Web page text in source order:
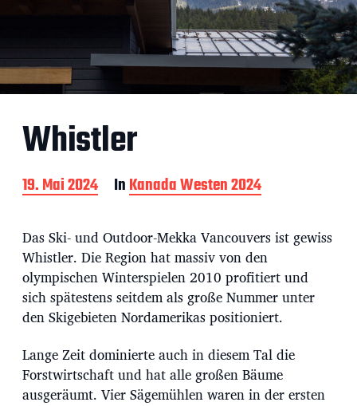
Whistler
B
e
t
r
a
g
s
d
a
t
u
m
19. Mai 2024 InKanada Westen 2024
Das Ski- und Outdoor-Mekka Vancouvers ist gewiss
Whistler. Die Region hat massiv von den
olympischen Winterspielen 2010 profitiert und
sich spätestens seitdem als große Nummer unter
den Skigebieten Nordamerikas positioniert.
Lange Zeit dominierte auch in diesem Tal die
Forstwirtschaft und hat alle großen Bäume
ausgeräumt. Vier Sägemühlen waren in der ersten